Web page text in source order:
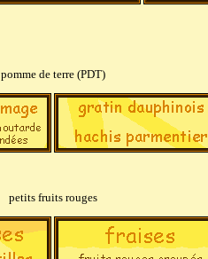
pomme de terre (PDT)
petits fruits rouges